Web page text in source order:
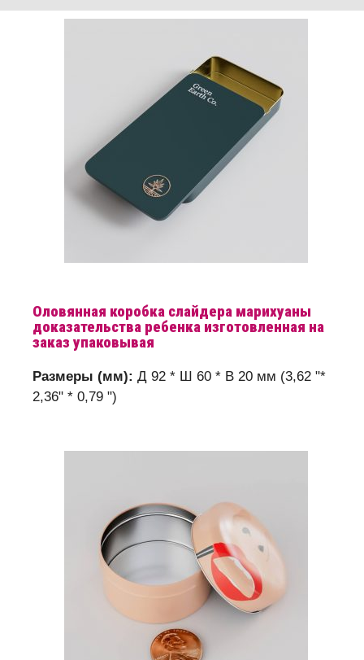
Оловянная коробка слайдера марихуаны
доказательства ребенка изготовленная на
заказ упаковывая
Размеры (мм): Д 92 * Ш 60 * В 20 мм (3,62 "*
2,36" * 0,79 ")
Ваше имя
Ваш адрес электронной почты
Ваше сообщение (необязательно)